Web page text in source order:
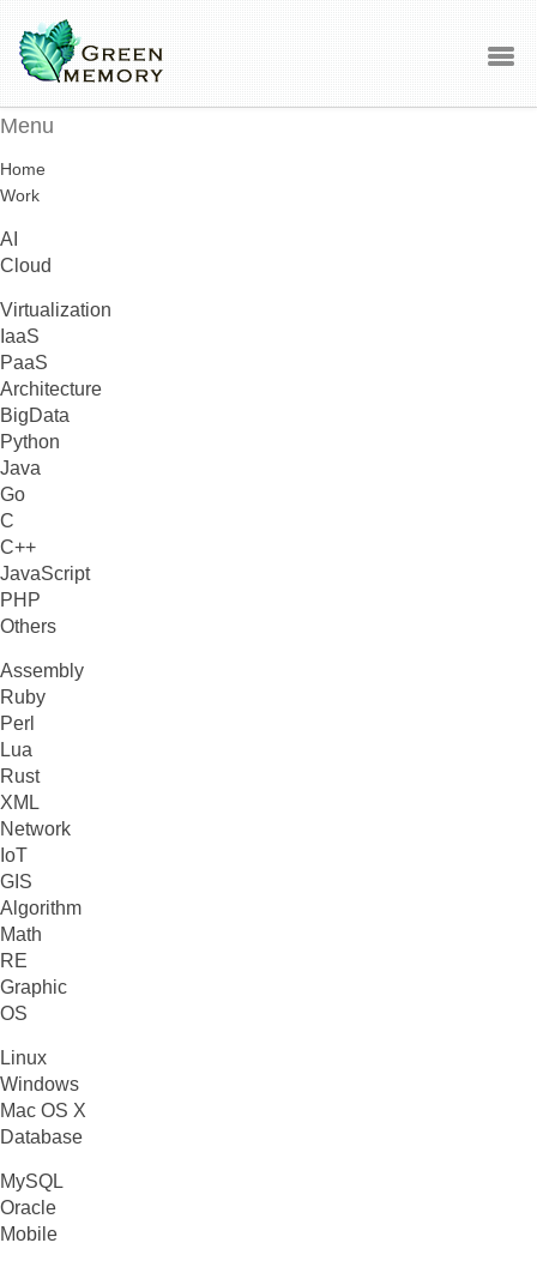
Menu
Home
Work
AI
Cloud
Virtualization
IaaS
PaaS
Architecture
BigData
Python
Java
Go
C
C++
JavaScript
PHP
Others
Assembly
Ruby
Perl
Lua
Rust
XML
Network
IoT
GIS
Algorithm
Math
RE
Graphic
OS
Linux
Windows
Mac OS X
Database
MySQL
Oracle
Mobile